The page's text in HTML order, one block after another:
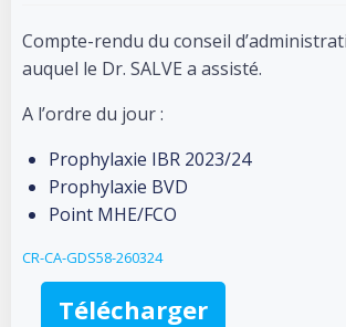
Compte-rendu du conseil
auquel le Dr. SALVE a assisté.
A l’ordre du jour :
Prophylaxie IBR 2023/24
Prophylaxie BVD
Point MHE/FCO
CR-CA-GDS58-260324
Télécharger